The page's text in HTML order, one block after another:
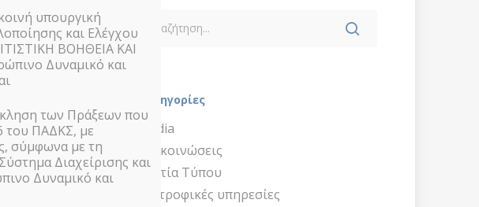
Κατηγορίες
Media
Ανακοινώσεις
Δελτία Τύπου
Διατροφικές υπηρεσίες
υπουργική
και Ελέγχου
ΒΟΗΘΕΙΑ ΚΑΙ
Δυναμικό και
των Πράξεων που
του ΠΑΔΚΣ, με
σύμφωνα με τη
Διαχείρισης και
Δυναμικό και